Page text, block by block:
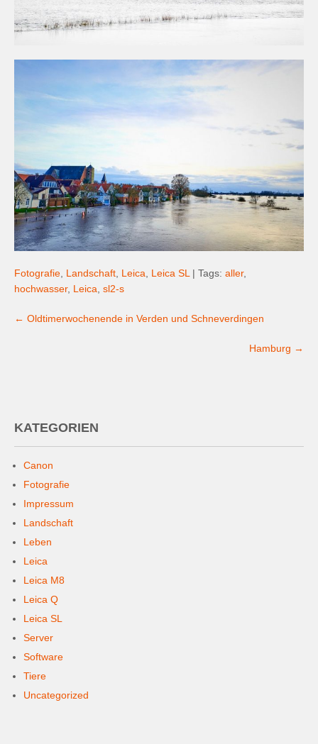
Fotografie, Landschaft, Leica, Leica SL | Tags: aller,
hochwasser, Leica, sl2-s
navigation
← Oldtimerwochenende in Verden und Schneverdingen
Hamburg →
KATEGORIEN
Canon
Fotografie
Impressum
Landschaft
Leben
Leica
Leica M8
Leica Q
Leica SL
Server
Software
Tiere
Uncategorized